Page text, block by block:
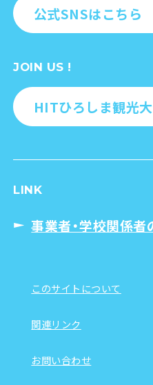
公式SNSはこちら
JOIN US !
HITひろしま観光大
LINK
事業者・学校関係者
このサイトについて
関連リンク
お問い合わせ